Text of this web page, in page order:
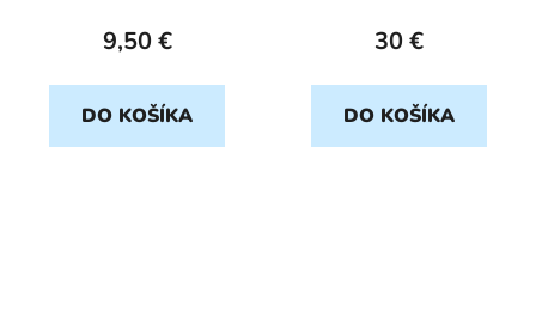
9,50 €
DO KOŠÍKA
30 €
DO KOŠÍKA